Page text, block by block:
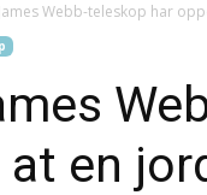
Webb-teleskop har
en